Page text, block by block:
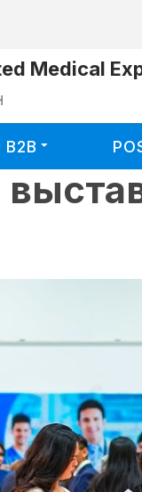
Medical
B2B